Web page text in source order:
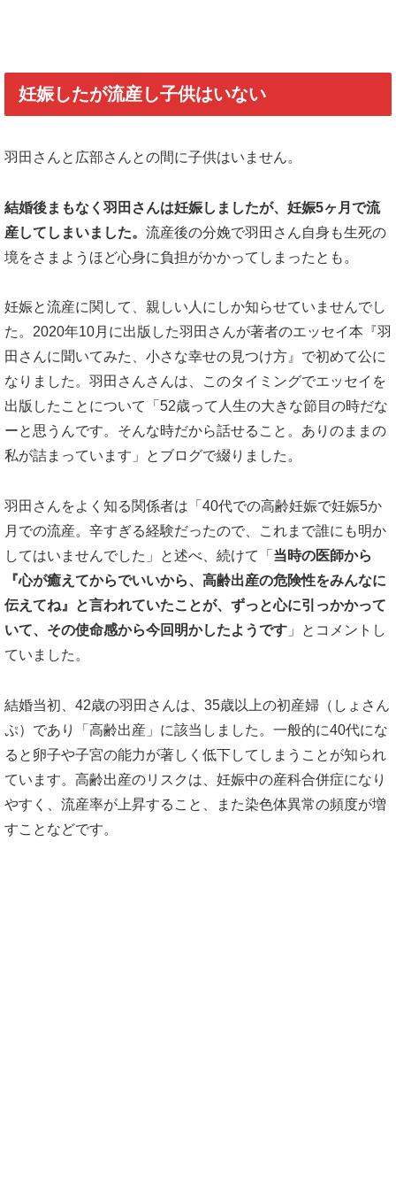
妊娠したが流産し子供はいない
羽田さんと広部さんとの間に子供はいません。
結婚後まもなく羽田さんは妊娠しましたが、妊娠5ヶ月で流
産してしまいました。 流産後の分娩で羽田さん自身も生死の
境をさまようほど心身に負担がかかってしまったとも。
妊娠と流産に関して、親しい人にしか知らせていませんでし
た。2020年10月に出版した羽田さんが著者のエッセイ本『羽
田さんに聞いてみた、小さな幸せの見つけ方』で初めて公に
なりました。羽田さんさんは、このタイミングでエッセイを
出版したことについて「52歳って人生の大きな節目の時だな
ーと思うんです。そんな時だから話せること。ありのままの
私が詰まっています」とブログで綴りました。
羽田さんをよく知る関係者は「40代での高齢妊娠で妊娠5か
月での流産。辛すぎる経験だったので、これまで誰にも明か
してはいませんでした」と述べ、続けて「 当時の医師から
『心が癒えてからでいいから、高齢出産の危険性をみんなに
伝えてね』と言われていたことが、ずっと心に引っかかって
いて、その使命感から今回明かしたようです 」とコメントし
ていました。
結婚当初、42歳の羽田さんは、35歳以上の初産婦（しょさん
ぷ）であり「高齢出産」に該当しました。一般的に40代にな
ると卵子や子宮の能力が著しく低下してしまうことが知られ
ています。高齢出産のリスクは、妊娠中の産科合併症になり
やすく、流産率が上昇すること、また染色体異常の頻度が増
すことなどです。